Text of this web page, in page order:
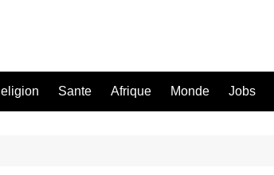
Sante Afrique Monde Jobs